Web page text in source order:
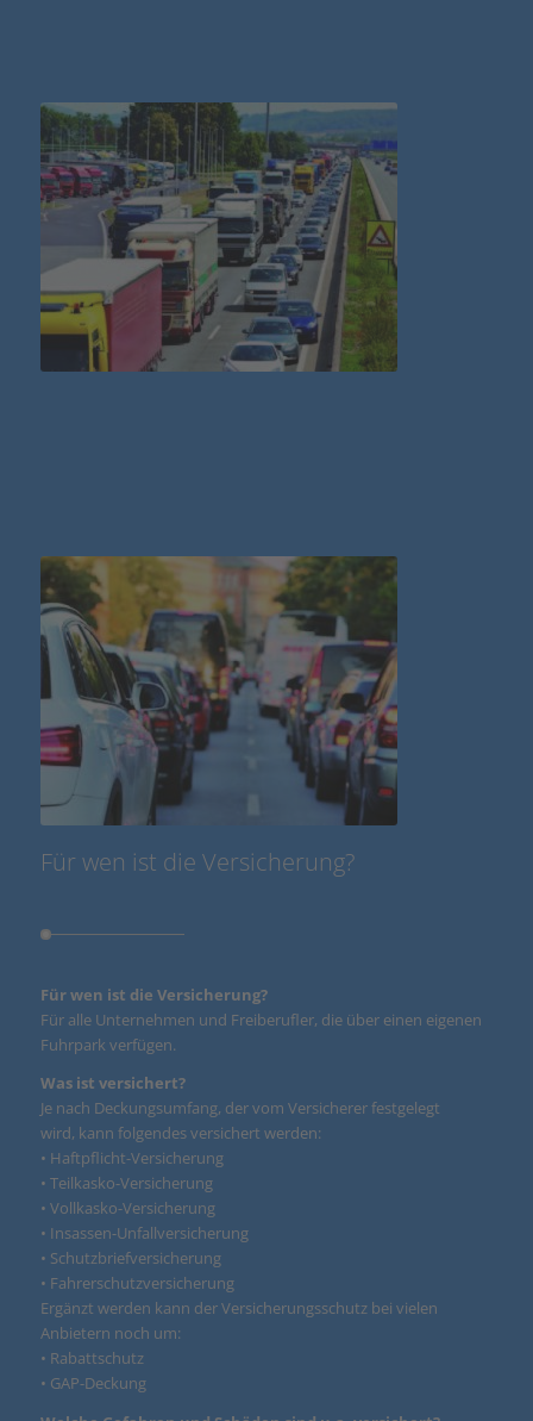
Für wen ist die Versicherung?
Für wen ist die Versicherung?
Für alle Unternehmen und Freiberufler, die über einen eigenen
Fuhrpark verfügen.
Was ist versichert?
Je nach Deckungsumfang, der vom Versicherer festgelegt
wird, kann folgendes versichert werden:
• Haftpflicht-Versicherung
• Teilkasko-Versicherung
• Vollkasko-Versicherung
• Insassen-Unfallversicherung
• Schutzbriefversicherung
• Fahrerschutzversicherung
Ergänzt werden kann der Versicherungsschutz bei vielen
Anbietern noch um:
• Rabattschutz
• GAP-Deckung